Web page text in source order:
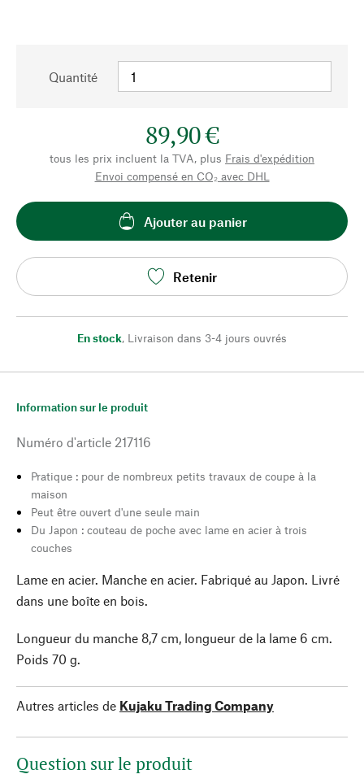
Quantité
89,90 €
tous les prix incluent la TVA, plus Frais d'expédition
Envoi compensé en CO₂ avec DHL
Ajouter au panier
Retenir
En stock, Livraison dans 3-4 jours ouvrés
Information sur le produit
Numéro d'article 217116
Pratique : pour de nombreux petits travaux de coupe à la
maison
Peut être ouvert d'une seule main
Du Japon : couteau de poche avec lame en acier à trois
couches
Lame en acier. Manche en acier. Fabriqué au Japon. Livré
dans une boîte en bois.
Longueur du manche 8,7 cm, longueur de la lame 6 cm.
Poids 70 g.
Autres articles de Kujaku Trading Company
Question sur le produit